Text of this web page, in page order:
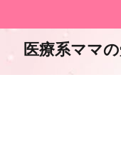
医療系ママ